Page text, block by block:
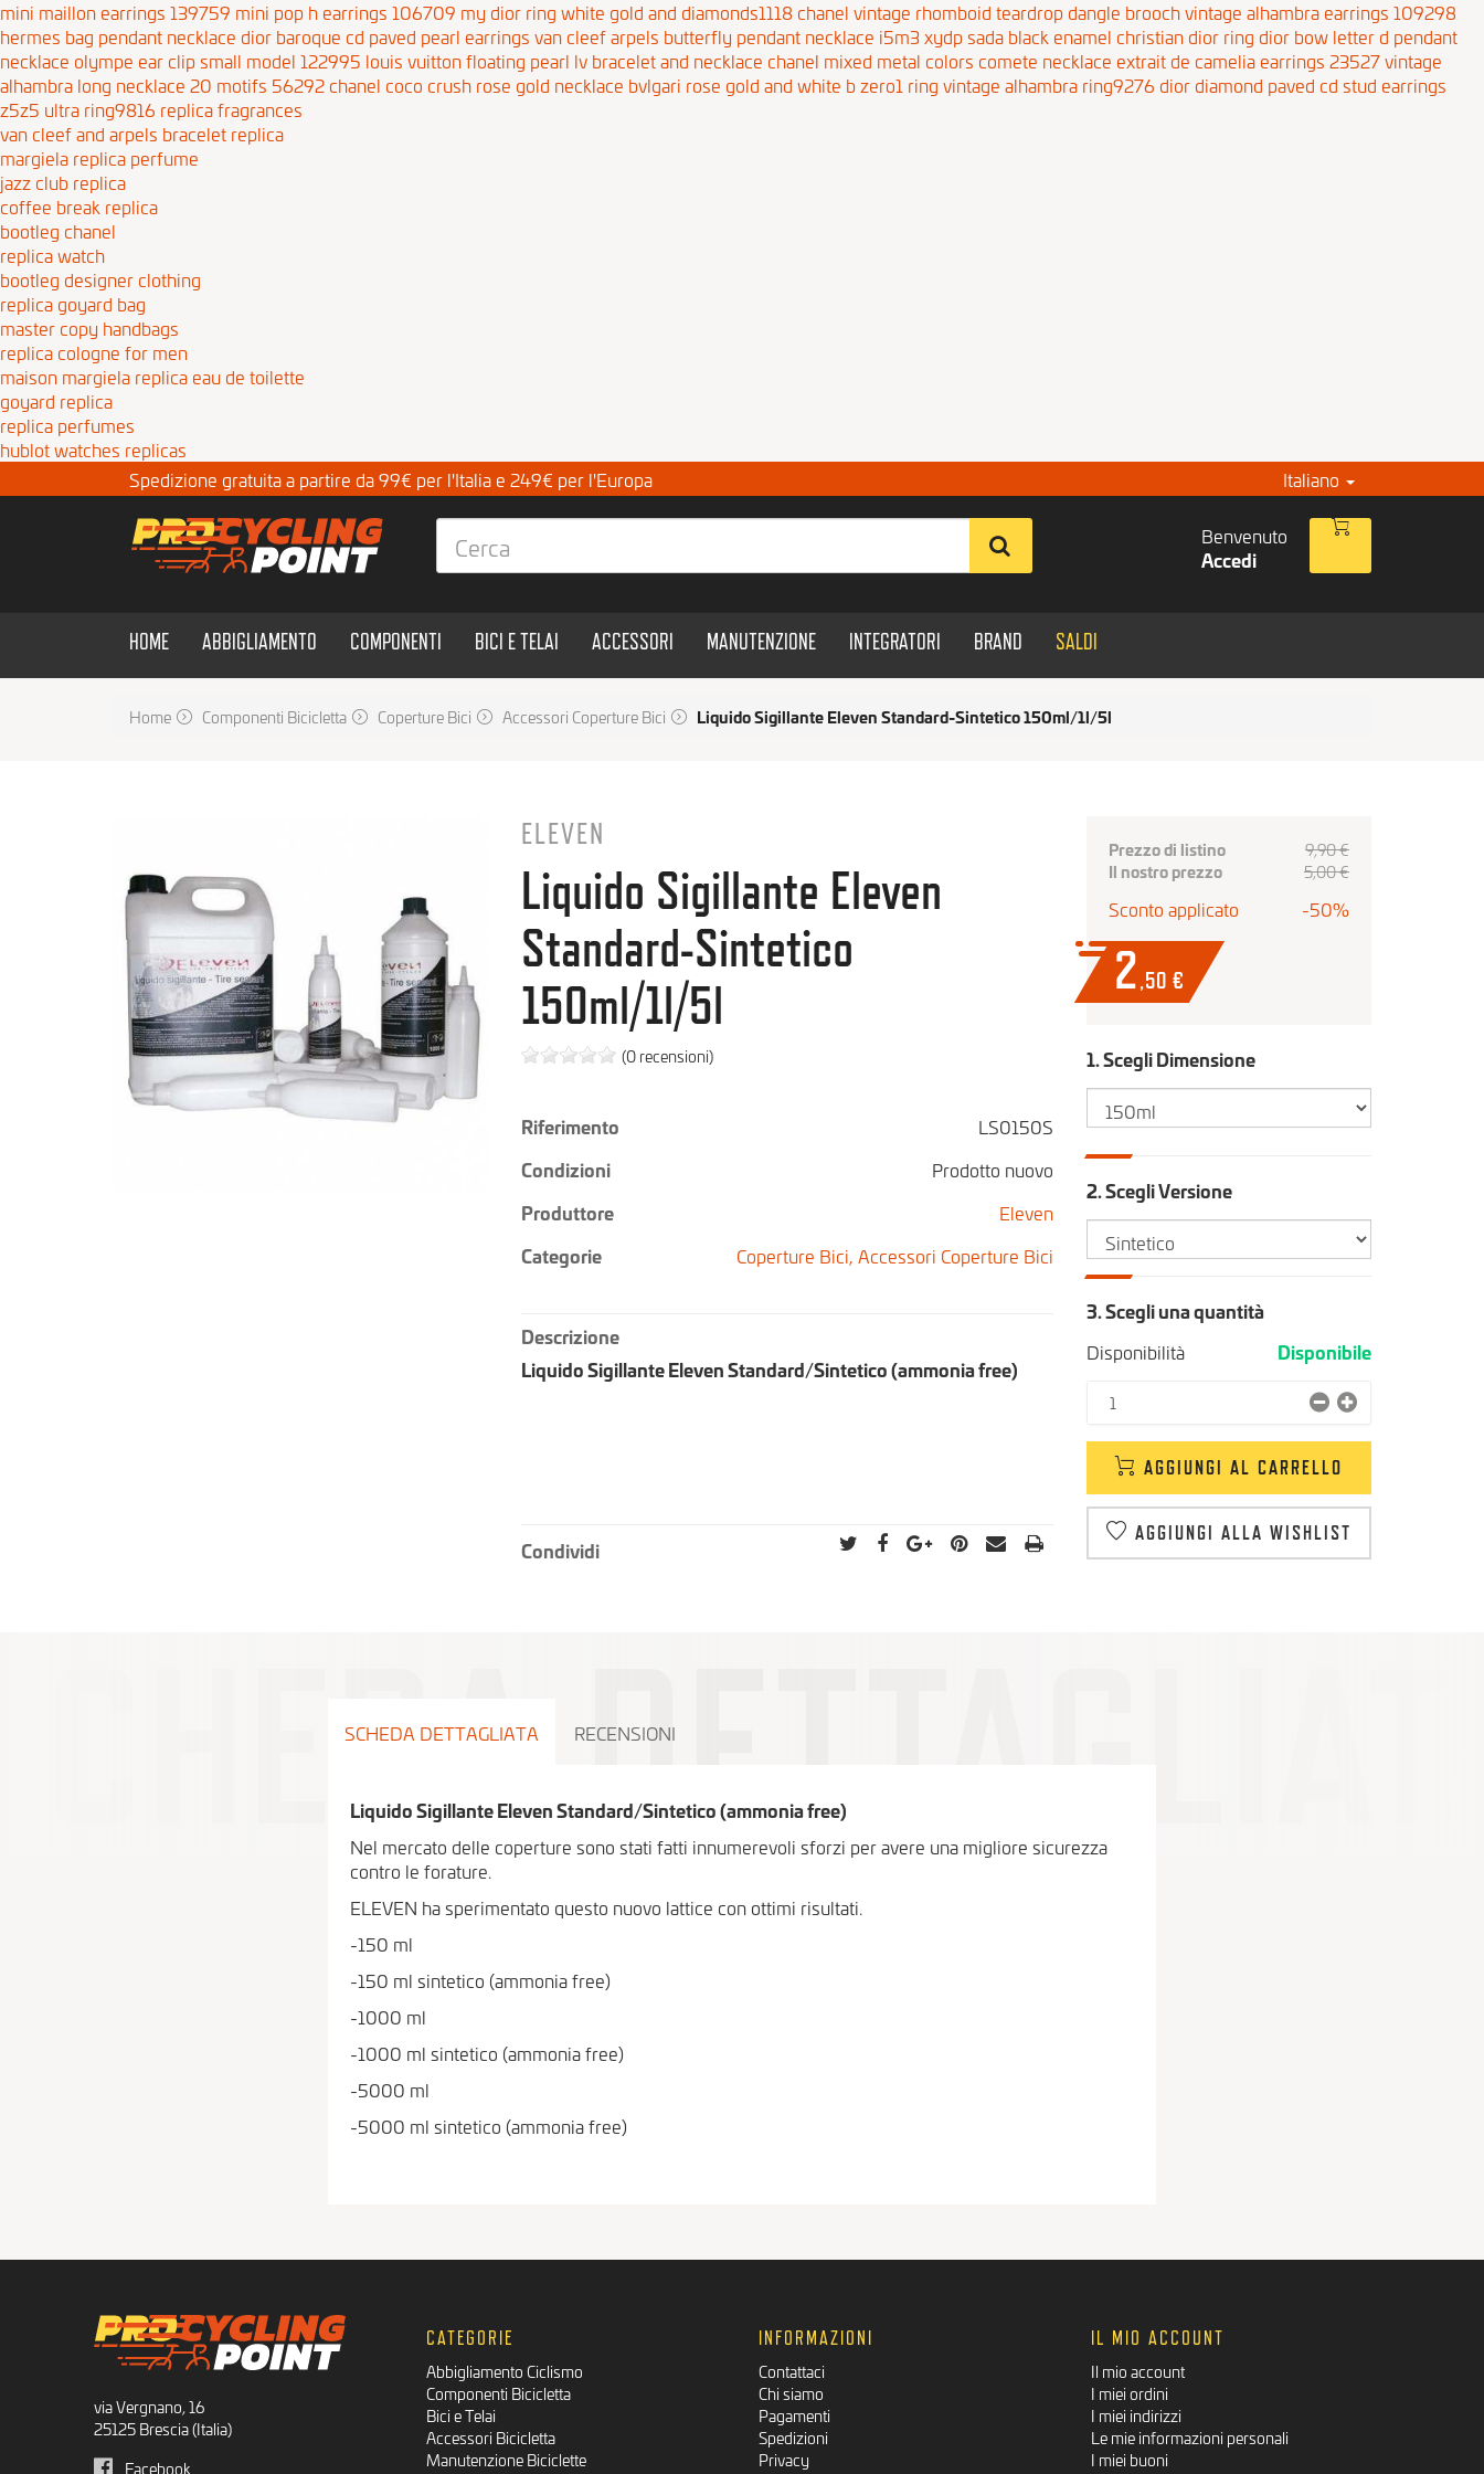
mini maillon earrings 139759 mini pop h earrings 106709 my dior ring white gold and diamonds1118 chanel vintage rhomboid teardrop dangle broochvintage alhambra earrings 109298
hermes bag pendant necklace dior baroque cd paved pearl earrings van cleef arpels butterfly pendant necklace i5m3 xydp sada black enamel christian dior ring dior bow letter d pendant
necklace olympe ear clip small model 122995 louis vuitton floating pearl lv bracelet and necklace chanel mixed metal colors comete necklace extrait de camelia earrings 23527vintage
alhambra long necklace 20 motifs 56292 chanel coco crush rose gold necklace bvlgari rose gold and white b zero1 ring vintage alhambra ring9276 dior diamond paved cd stud earrings
z5z5 ultra ring9816 replica fragrances
van cleef and arpels bracelet replica
margiela replica perfume
jazz club replica
coffee break replica
bootleg chanel
replica watch
bootleg designer clothing
replica goyard bag
master copy handbags
replica cologne for men
maison margiela replica eau de toilette
goyard replica
replica perfumes
hublot watches replicas
Spedizione gratuita a partire da 99€ per l'Italia e 249€ per l'Europa
Italiano
Benvenuto
Accedi
HOME ABBIGLIAMENTO COMPONENTI BICI E TELAI ACCESSORI MANUTENZIONE INTEGRATORI BRAND SALDI
Home Componenti Bicicletta Coperture Bici Accessori Coperture Bici Liquido Sigillante Eleven Standard-Sintetico 150ml/1l/5l
ELEVEN
Liquido Sigillante Eleven
Standard-Sintetico
150ml/1l/5l
(0 recensioni)
Riferimento
LS0150S
Condizioni
Prodotto nuovo
Produttore
Eleven
Categorie
Coperture Bici, Accessori Coperture Bici
Descrizione
Liquido Sigillante Eleven Standard/Sintetico (ammonia free)
Condividi
Prezzo di listino
9,90 €
Il nostro prezzo
5,00€
Sconto applicato -50%
2,50 €
1. Scegli Dimensione
2. Scegli Versione
3. Scegli una quantità
Disponibilità
Disponibile
AGGIUNGI AL CARRELLO
AGGIUNGI ALLA WISHLIST
SCHEDA DETTAGLIATA RECENSIONI
Liquido Sigillante Eleven Standard/Sintetico (ammonia free)
Nel mercato delle coperture sono stati fatti innumerevoli sforzi per avere una migliore sicurezza
contro le forature.
ELEVEN ha sperimentato questo nuovo lattice con ottimi risultati.
-150 ml
-150 ml sintetico (ammonia free)
-1000 ml
-1000 ml sintetico (ammonia free)
-5000 ml
-5000 ml sintetico (ammonia free)
via Vergnano, 16
25125 Brescia (Italia)
Facebook
CATEGORIE
Abbigliamento Ciclismo
Componenti Bicicletta
Bici e Telai
Accessori Bicicletta
Manutenzione Biciclette
INFORMAZIONI
Contattaci
Chi siamo
Pagamenti
Spedizioni
Privacy
IL MIO ACCOUNT
Il mio account
I miei ordini
I miei indirizzi
Le mie informazioni personali
I miei buoni